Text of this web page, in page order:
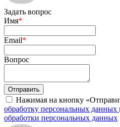
Задать вопрос
Имя*
Email*
Вопрос
Нажимая на кнопку
обработку персональных данных
обработки персональных данных